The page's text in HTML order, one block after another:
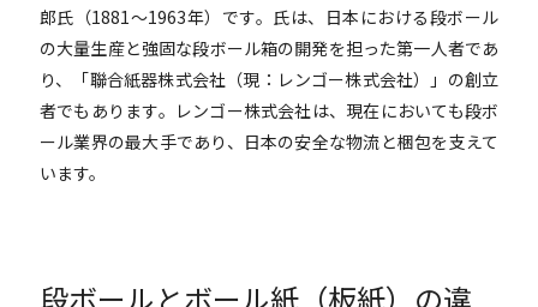
郎氏（1881～1963年）です。氏は、日本における段ボール
の大量生産と強固な段ボール箱の開発を担った第一人者であ
り、「聯合紙器株式会社（現：レンゴー株式会社）」の創立
者でもあります。レンゴー株式会社は、現在においても段ボ
ール業界の最大手であり、日本の安全な物流と梱包を支えて
います。
段ボールとボール紙（板紙）の違